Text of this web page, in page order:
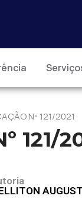
Nº 121/2021
121/